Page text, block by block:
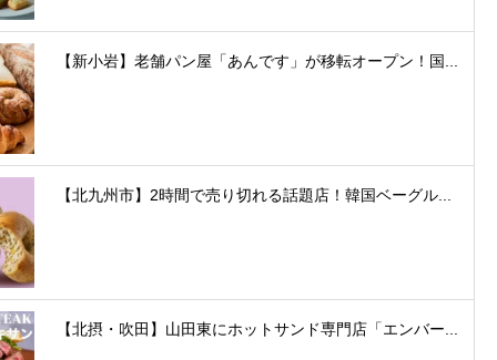
【新小岩】老舗パン屋「あんです」が移転オープン！国...
【北九州市】2時間で売り切れる話題店！韓国ベーグル...
【北摂・吹田】山田東にホットサンド専門店「エンバー...